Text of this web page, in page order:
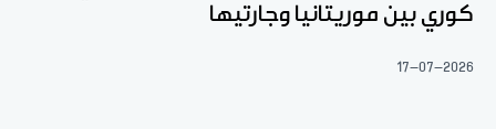
كوري بين موريتانيا وجارتيها
17-07-2026